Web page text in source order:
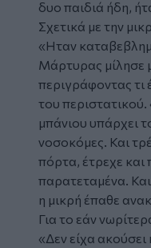
δυο παιδιά ήδη,
Σχετικά με την
«Ηταν
Μάρτυρας μίλησε
περιγράφοντας τι
του
μπάνιου υπάρχει
νοσοκόμες. Και
πόρτα, έτρεχε και
παρατεταμένα.
η μικρή έπαθε
Για το εάν
«Δεν είχα ακούσει